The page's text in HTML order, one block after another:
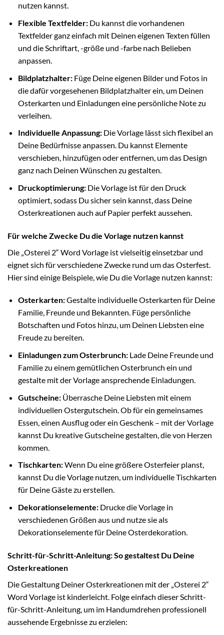
nutzen kannst.
Flexible Textfelder:Du kannst die vorhandenen
Textfelder ganz einfach mit Deinen eigenen Texten füllen
und die Schriftart, -größe und -farbe nach Belieben
anpassen.
Bildplatzhalter:Füge Deine eigenen Bilder und Fotos in
die dafür vorgesehenen Bildplatzhalter ein, um Deinen
Osterkarten und Einladungen eine persönliche Note zu
verleihen.
Individuelle Anpassung:Die Vorlage lässt sich flexibel an
Deine Bedürfnisse anpassen. Du kannst Elemente
verschieben, hinzufügen oder entfernen, um das Design
ganz nach Deinen Wünschen zu gestalten.
Druckoptimierung:Die Vorlage ist für den Druck
optimiert, sodass Du sicher sein kannst, dass Deine
Osterkreationen auch auf Papier perfekt aussehen.
Für welche Zwecke Du die Vorlage nutzen kannst
Die „Osterei 2“ Word Vorlage ist vielseitig einsetzbar und
eignet sich für verschiedene Zwecke rund um das Osterfest.
Hier sind einige Beispiele, wie Du die Vorlage nutzen kannst:
Osterkarten:Gestalte individuelle Osterkarten für Deine
Familie, Freunde und Bekannten. Füge persönliche
Botschaften und Fotos hinzu, um Deinen Liebsten eine
Freude zu bereiten.
Einladungen zum Osterbrunch:Lade Deine Freunde und
Familie zu einem gemütlichen Osterbrunch ein und
gestalte mit der Vorlage ansprechende Einladungen.
Gutscheine:Überrasche Deine Liebsten mit einem
individuellen Ostergutschein. Ob für ein gemeinsames
Essen, einen Ausflug oder ein Geschenk – mit der Vorlage
kannst Du kreative Gutscheine gestalten, die von Herzen
kommen.
Tischkarten:Wenn Du eine größere Osterfeier planst,
kannst Du die Vorlage nutzen, um individuelle Tischkarten
für Deine Gäste zu erstellen.
Dekorationselemente:Drucke die Vorlage in
verschiedenen Größen aus und nutze sie als
Dekorationselemente für Deine Osterdekoration.
Schritt-für-Schritt-Anleitung: So gestaltest Du Deine
Osterkreationen
Die Gestaltung Deiner Osterkreationen mit der „Osterei 2“
Word Vorlage ist kinderleicht. Folge einfach dieser Schritt-
für-Schritt-Anleitung, um im Handumdrehen professionell
aussehende Ergebnisse zu erzielen: